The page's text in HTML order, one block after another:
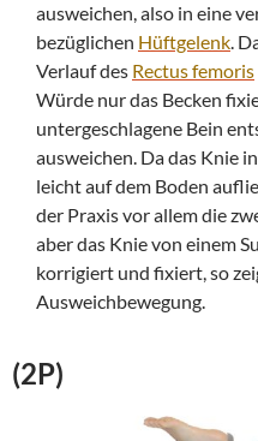
ausweichen, also in eine
bezüglichen Hüftgelenk.
Verlauf des Rectus femoris
Würde nur das Becken
untergeschlagene Bein
ausweichen. Da das Knie
leicht auf dem Boden
der Praxis vor allem die
aber das Knie von einem
korrigiert und fixiert, so
Ausweichbewegung.
(2P)